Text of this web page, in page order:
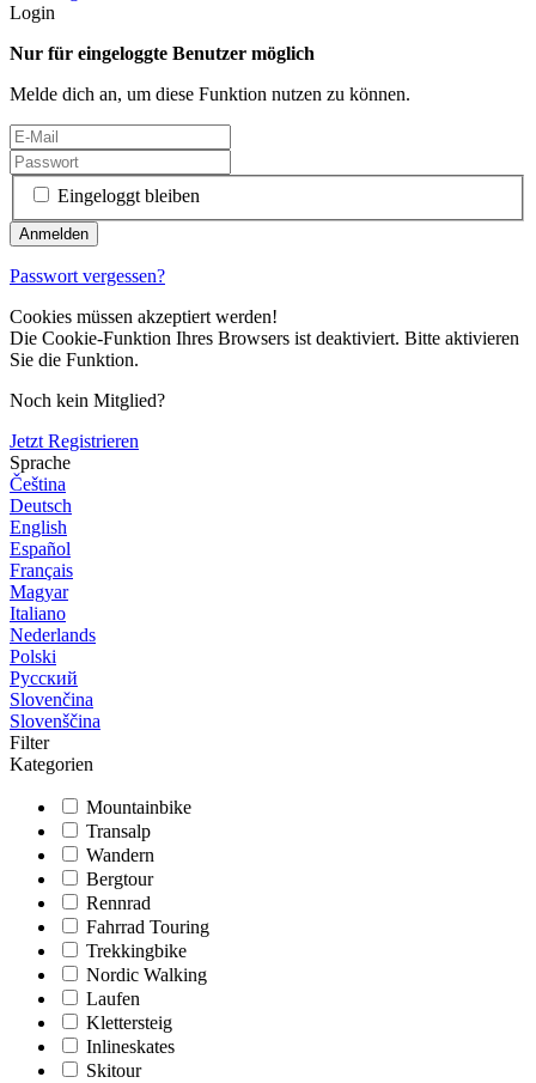
Login
Nur für eingeloggte Benutzer möglich
Melde dich an, um diese Funktion nutzen zu können.
Eingeloggt bleiben
Passwort vergessen?
Cookies müssen akzeptiert werden!
Die Cookie-Funktion Ihres Browsers ist deaktiviert. Bitte aktivieren
Sie die Funktion.
Noch kein Mitglied?
Jetzt Registrieren
Sprache
Čeština
Deutsch
English
Español
Français
Magyar
Italiano
Nederlands
Polski
Русский
Slovenčina
Slovenščina
Filter
Kategorien
Mountainbike
Transalp
Wandern
Bergtour
Rennrad
Fahrrad Touring
Trekkingbike
Nordic Walking
Laufen
Klettersteig
Inlineskates
Skitour